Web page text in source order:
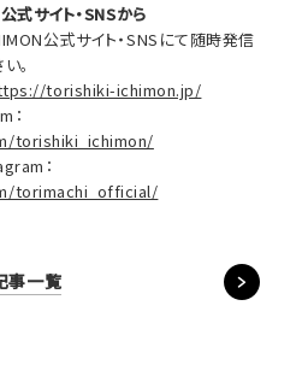
サイト・SNSから
公式サイト・SNSにて随時発信
。
torishiki-ichimon.jp/
：
torishiki_ichimon/
：
torimachi_official/
事一覧